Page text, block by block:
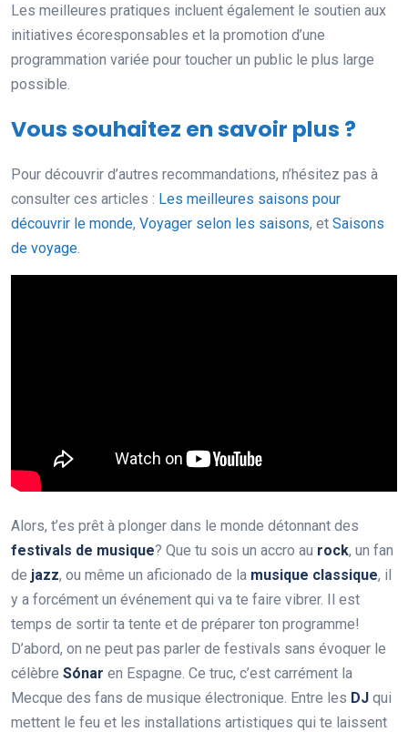
Les meilleures pratiques incluent également le soutien aux
initiatives écoresponsables et la promotion d’une
programmation variée pour toucher un public le plus large
possible.
Vous souhaitez en savoir plus ?
Pour découvrir d’autres recommandations, n’hésitez pas à
consulter ces articles : Les meilleures saisons pour
découvrir le monde, Voyager selon les saisons, et Saisons
de voyage.
Alors, t’es prêt à plonger dans le monde détonnant des
festivals de musique? Que tu sois un accro au rock, un fan
de jazz, ou même un aficionado de la musique classique, il
y a forcément un événement qui va te faire vibrer. Il est
temps de sortir ta tente et de préparer ton programme!
D’abord, on ne peut pas parler de festivals sans évoquer le
célèbre Sónar en Espagne. Ce truc, c’est carrément la
Mecque des fans de musique électronique. Entre les DJ qui
mettent le feu et les installations artistiques qui te laissent